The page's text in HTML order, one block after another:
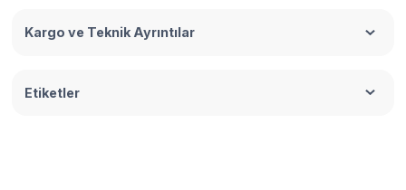
Kargo ve Teknik Ayrıntılar
Etiketler